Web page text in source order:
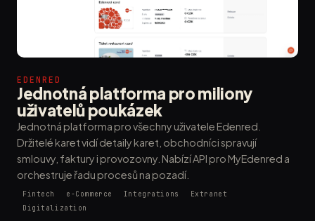
EDENRED
Jednotná platforma pro miliony
uživatelů poukázek
Jednotná platforma pro všechny uživatele Edenred.
Držitelé karet vidí detaily karet, obchodníci spravují
smlouvy, faktury i provozovny. Nabízí API pro MyEdenred a
orchestruje řadu procesů na pozadí.
Fintech e-Commerce Integrations
Extranet
Digitalization